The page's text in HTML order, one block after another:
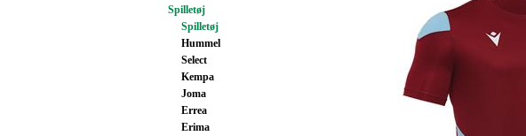
Spilletøj
Spilletøj
Hummel
Select
Kempa
Joma
Errea
Erima